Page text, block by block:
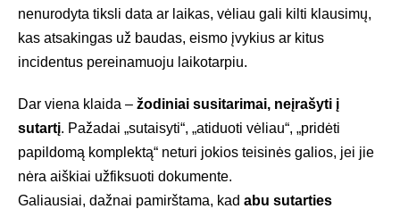
nenurodyta tiksli data ar laikas, vėliau gali kilti klausimų,
kas atsakingas už baudas, eismo įvykius ar kitus
incidentus pereinamuoju laikotarpiu.
Dar viena klaida – žodiniai susitarimai, neįrašyti į
sutartį. Pažadai „sutaisyti“, „atiduoti vėliau“, „pridėti
papildomą komplektą“ neturi jokios teisinės galios, jei jie
nėra aiškiai užfiksuoti dokumente.
Galiausiai, dažnai pamirštama, kad abu sutarties